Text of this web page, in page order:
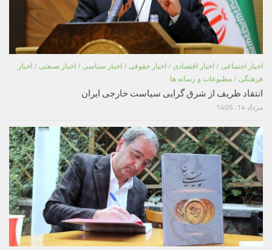
اخبار اجتماعی / اخبار اقتصادی / اخبار حقوقی / اخبار سیاسی / اخبار صنعتی / اخبار
فرهنگی / مطبوعات و رسانه ها
انتقاد ظریف از شرق گرایی سیاست خارجی ایران
مرداد 14, 1405